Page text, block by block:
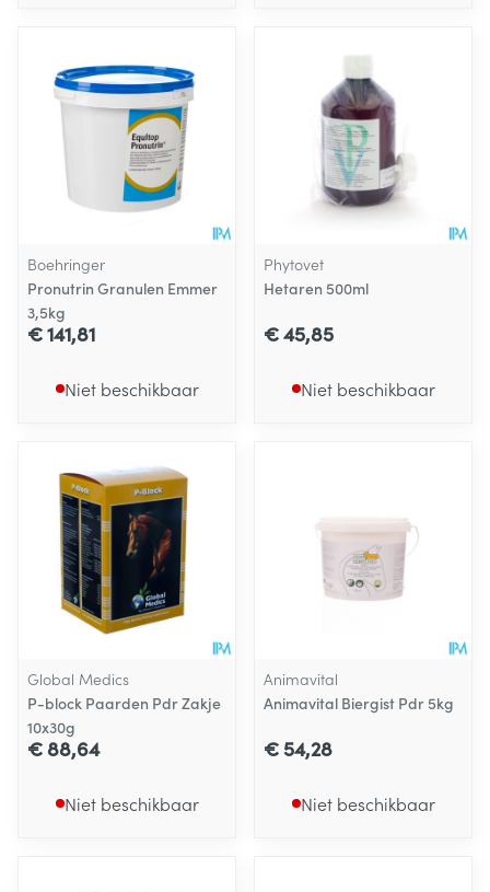
Boehringer
Pronutrin Granulen Emmer
3,5kg
€ 141,81
Niet beschikbaar
Phytovet
Hetaren 500ml
€ 45,85
Niet beschikbaar
Global Medics
P-block Paarden Pdr Zakje
10x30g
€ 88,64
Niet beschikbaar
Animavital
Animavital Biergist Pdr 5kg
€ 54,28
Niet beschikbaar